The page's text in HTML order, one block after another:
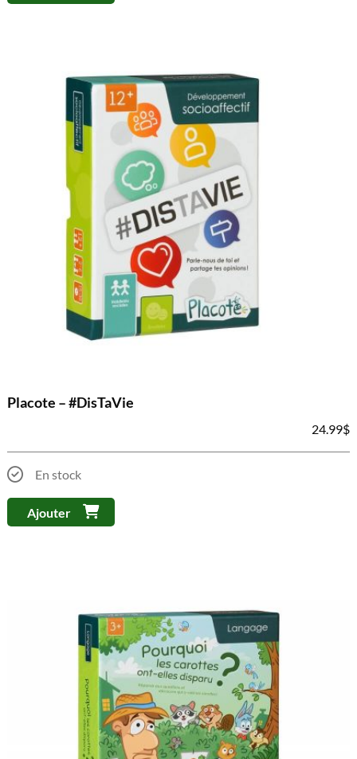
Placote – #DisTaVie
24.99$
En stock
Ajouter